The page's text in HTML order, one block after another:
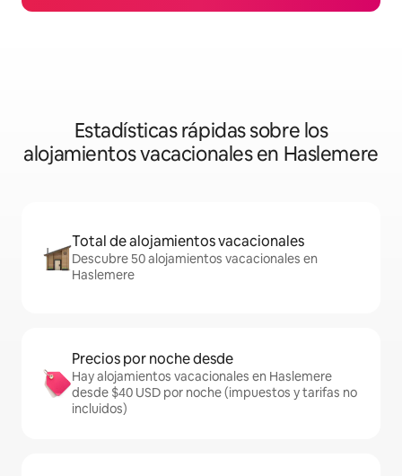
Estadísticas rápidas sobre los
alojamientos vacacionales en Haslemere
Total de alojamientos vacacionales
Descubre 50 alojamientos vacacionales en
Haslemere
Precios por noche desde
Hay alojamientos vacacionales en Haslemere
desde $40 USD por noche (impuestos y tarifas no
incluidos)